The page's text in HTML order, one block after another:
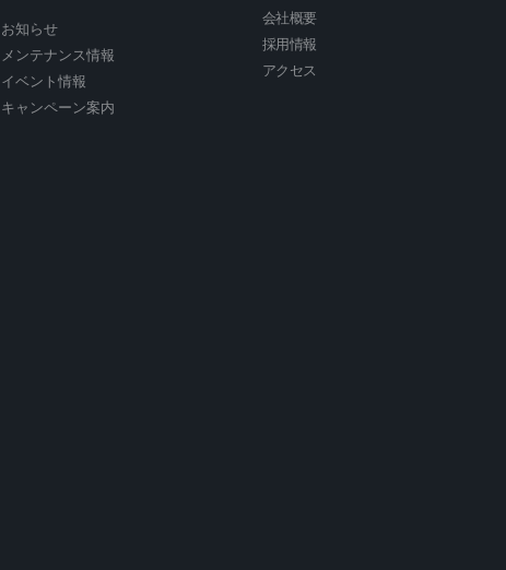
お知らせ
メンテナンス情報
イベント情報
キャンペーン案内
会社概要
採用情報
アクセス